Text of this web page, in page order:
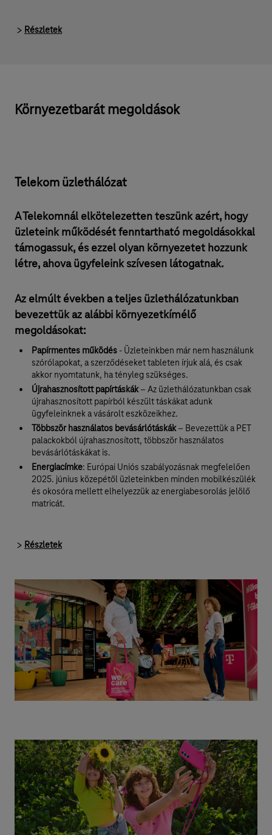
Részletek
Környezetbarát megoldások
Telekom üzlethálózat
A Telekomnál elkötelezetten teszünk azért, hogy
üzleteink működését fenntartható megoldásokkal
támogassuk, és ezzel olyan környezetet hozzunk
létre, ahova ügyfeleink szívesen látogatnak.
Az elmúlt években a teljes üzlethálózatunkban
bevezettük az alábbi környezetkímélő
megoldásokat:
Papírmentes működés - Üzleteinkben már nem használunk
szórólapokat, a szerződéseket tableten írjuk alá, és csak
akkor nyomtatunk, ha tényleg szükséges.
Újrahasznosított papírtáskák– Az üzlethálózatunkban csak
újrahasznosított papírból készült táskákat adunk
ügyfeleinknek a vásárolt eszközeikhez.
Többször használatos bevásárlótáskák– Bevezettük a PET
palackokból újrahasznosított, többször használatos
bevásárlótáskákat is.
Energiacímke: Európai Uniós szabályozásnak megfelelően
2025. június közepétől üzleteinkben minden mobilkészülék
és okosóra mellett elhelyezzük az energiabesorolás jelölő
matricát.
Részletek